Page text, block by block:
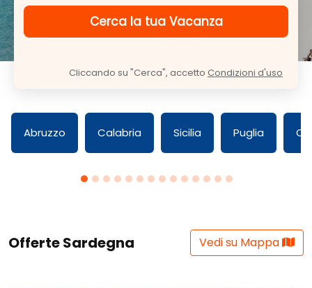
Cliccando su "Cerca", accetto Condizioni d'uso
Abruzzo Calabria Sicilia Puglia
Offerte Sardegna Vedi su Mappa